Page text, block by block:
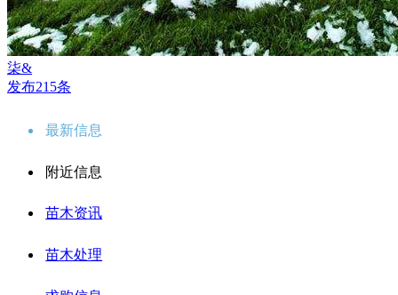
柒&
发布215条
最新信息
附近信息
苗木资讯
苗木处理